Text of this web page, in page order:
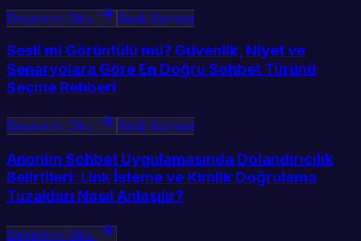
Devamını Oku Sesli Sohbet
Sesli mi Görüntülü mü? Güvenlik, Niyet ve
Senaryolara Göre En Doğru Sohbet Türünü
Seçme Rehberi
Devamını Oku Sesli Sohbet
Anonim Sohbet Uygulamasında Dolandırıcılık
Belirtileri: Link İsteme ve Kimlik Doğrulama
Tuzakları Nasıl Anlaşılır?
Devamını Oku